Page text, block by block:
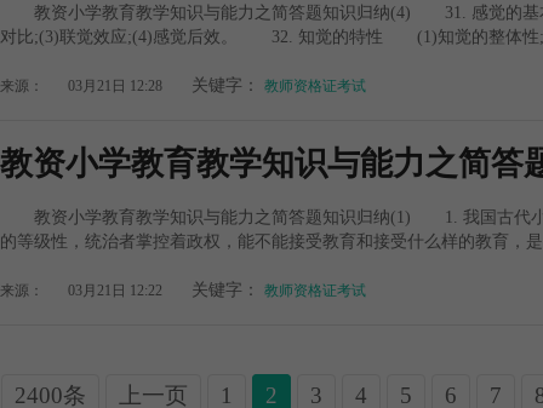
教资小学教育教学知识与能力之简答题知识归纳(4) 31. 感觉的
对比;(3)联觉效应;(4)感觉后效。 32. 知觉的特性 (1)知觉的整体性
来源： 03月21日 12:28 关键字： 教师资格证考试
教资小学教育教学知识与能力之简答
教资小学教育教学知识与能力之简答题知识归纳(1) 1. 我国古代小
的等级性，统治者掌控着政权，能不能接受教育和接受什么样的教育，
来源： 03月21日 12:22 关键字： 教师资格证考试
2400条 上一页 1 2 3 4 5 6 7